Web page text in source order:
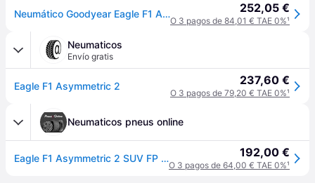
Neumático Goodyear Eagle F1 Asymmetric-2 Suv 265 50 R19 110y 252,05 €
O 3 pagos de 84,01 € TAE 0%¹
Neumaticos
Envío gratis
Eagle F1 Asymmetric 2 237,60 €
O 3 pagos de 79,20 € TAE 0%¹
Neumaticos pneus online
Eagle F1 Asymmetric 2 SUV FP XL (N1) EDT 192,00 €
O 3 pagos de 64,00 € TAE 0%¹